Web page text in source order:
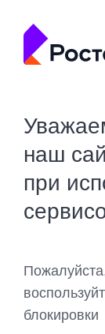
наш
при
блокировки